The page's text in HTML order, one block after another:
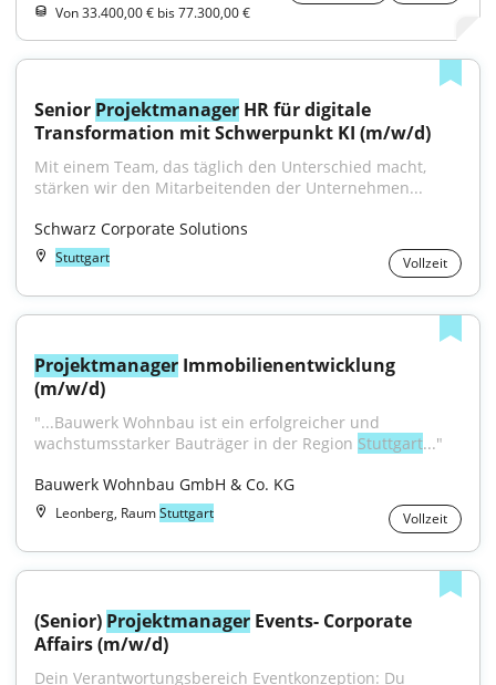
Von 33.400,00 € bis 77.300,00 €
Senior Projektmanager HR für digitale
Transformation mit Schwerpunkt KI (m/w/d)
Mit einem Team, das täglich den Unterschied macht,
stärken wir den Mitarbeitenden der Unternehmen...
Schwarz Corporate Solutions
Stuttgart Vollzeit
Projektmanager Immobilienentwicklung
(m/w/d)
"...Bauwerk Wohnbau ist ein erfolgreicher und
wachstumsstarker Bauträger in der Region Stuttgart..."
Bauwerk Wohnbau GmbH & Co. KG
Leonberg, RaumStuttgart Vollzeit
(Senior) Projektmanager Events- Corporate
Affairs (m/w/d)
Dein Verantwortungsbereich Eventkonzeption: Du